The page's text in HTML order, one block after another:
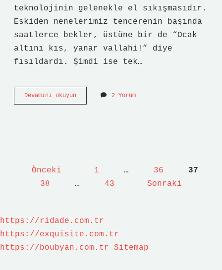
teknolojinin gelenekle el sıkışmasıdır.
Eskiden nenelerimiz tencerenin başında
saatlerce bekler, üstüne bir de “Ocak
altını kıs, yanar vallahi!” diye
fısıldardı. Şimdi ise tek…
Devamını okuyunAirfryer
kapama
2 Yorum
Yazı
sayfalaması
Önceki 1 … 36
37
38
… 43 Sonraki
https://ridade.com.tr
https://exquisite.com.tr
https://boubyan.com.tr
Sitemap